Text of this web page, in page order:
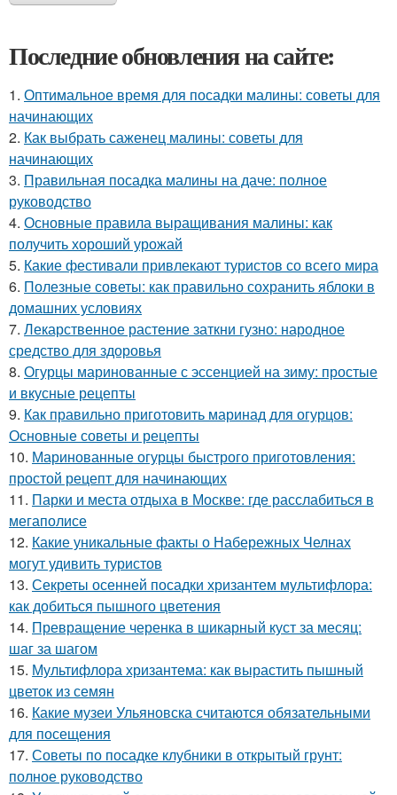
Последние обновления на сайте:
1. Оптимальное время для посадки малины: советы для
начинающих
2. Как выбрать саженец малины: советы для
начинающих
3. Правильная посадка малины на даче: полное
руководство
4. Основные правила выращивания малины: как
получить хороший урожай
5. Какие фестивали привлекают туристов со всего мира
6. Полезные советы: как правильно сохранить яблоки в
домашних условиях
7. Лекарственное растение заткни гузно: народное
средство для здоровья
8. Огурцы маринованные с эссенцией на зиму: простые
и вкусные рецепты
9. Как правильно приготовить маринад для огурцов:
Основные советы и рецепты
10. Маринованные огурцы быстрого приготовления:
простой рецепт для начинающих
11. Парки и места отдыха в Москве: где расслабиться в
мегаполисе
12. Какие уникальные факты о Набережных Челнах
могут удивить туристов
13. Секреты осенней посадки хризантем мультифлора:
как добиться пышного цветения
14. Превращение черенка в шикарный куст за месяц:
шаг за шагом
15. Мультифлора хризантема: как вырастить пышный
цветок из семян
16. Какие музеи Ульяновска считаются обязательными
для посещения
17. Советы по посадке клубники в открытый грунт:
полное руководство